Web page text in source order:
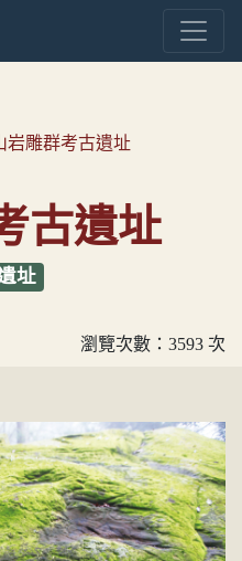
岩雕群考古遺址
古遺址
址
瀏覽次數：3593 次